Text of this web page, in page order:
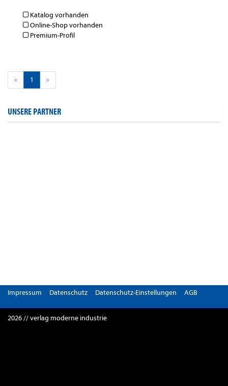
Katalog vorhanden
Online-Shop vorhanden
Premium-Profil
« 1 »
UNSERE PARTNER
Impressum Datenschutz Datenschutz-Einstellungen AGB
2026 // verlag moderne industrie